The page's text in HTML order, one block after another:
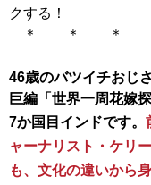
クする！
＊ ＊ ＊
46歳のバツイチおじ
巨編「世界一周花嫁
7か国目インドです。
ャーナリスト・ケリ
も、文化の違いから